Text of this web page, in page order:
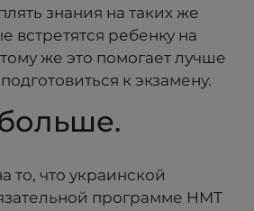
знания на таких же
встретятся ребенку на
же это помогает лучше
к экзамену.
то, что украинской
программе НМТ